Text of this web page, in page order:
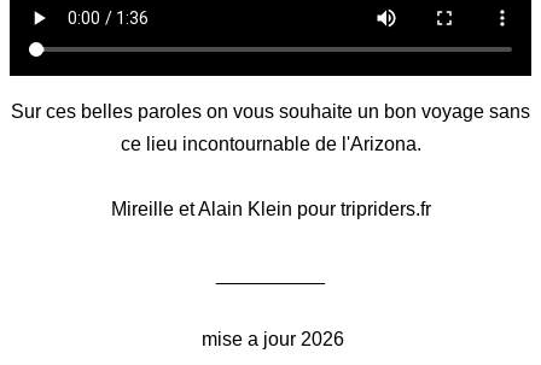
Sur ces belles paroles on vous souhaite un bon voyage sans
ce lieu incontournable de l'Arizona.
Mireille et Alain Klein pour tripriders.fr
mise a jour 2026